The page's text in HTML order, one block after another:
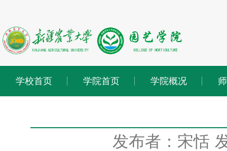
学校首页 学院首页 学院概况
发布者：宋恬